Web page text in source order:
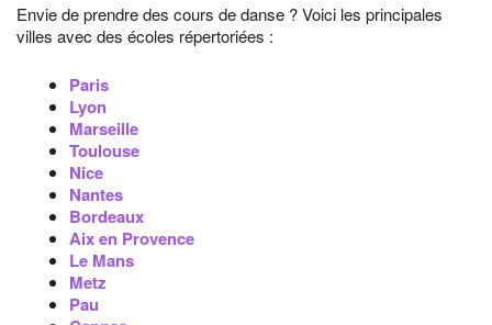
Envie de prendre des cours de danse ? Voici les principales
villes avec des écoles répertoriées :
Paris
Lyon
Marseille
Toulouse
Nice
Nantes
Bordeaux
Aix en Provence
Le Mans
Metz
Pau